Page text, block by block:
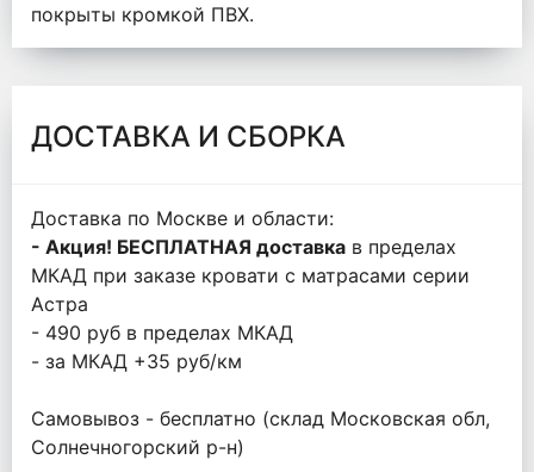
покрыты кромкой ПВХ.
ДОСТАВКА И СБОРКА
Доставка по Москве и области:
- Акция! БЕСПЛАТНАЯ доставка в пределах
МКАД при заказе кровати с матрасами серии
Астра
- 490 руб в пределах МКАД
- за МКАД +35 руб/км
Самовывоз - бесплатно (склад Московская обл,
Солнечногорский р-н)